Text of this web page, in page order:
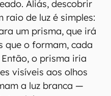
Aliás, descobrir
raio de luz é simples:
um prisma, que irá
que o formam, cada
o prisma iria
visíveis aos olhos
a luz branca —